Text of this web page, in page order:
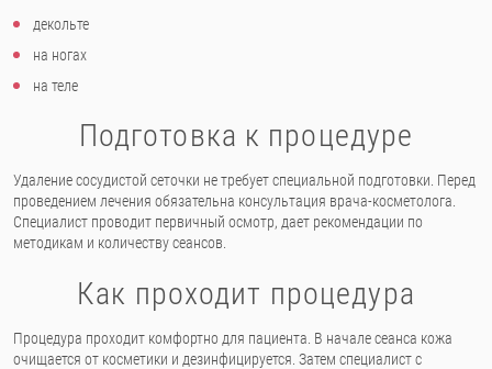
декольте
на ногах
на теле
Подготовка к процедуре
Удаление сосудистой сеточки не требует специальной подготовки. Перед
проведением лечения обязательна консультация врача-косметолога.
Специалист проводит первичный осмотр, дает рекомендации по
методикам и количеству сеансов.
Как проходит процедура
Процедура проходит комфортно для пациента. В начале сеанса кожа
очищается от косметики и дезинфицируется. Затем специалист с